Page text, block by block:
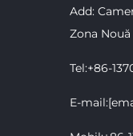
Add:
Zona
Tel:+86-
E-mail: